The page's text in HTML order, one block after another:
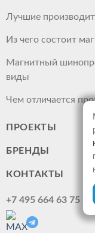
Лучшие
Из чего состоит
Магнитный
виды
Чем отличается
ПРОЕКТЫ
БРЕНДЫ
КОНТАКТЫ
+7 495 664 63 75